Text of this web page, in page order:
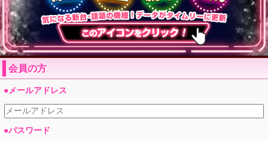
会員の方
●メールアドレス
●パスワード